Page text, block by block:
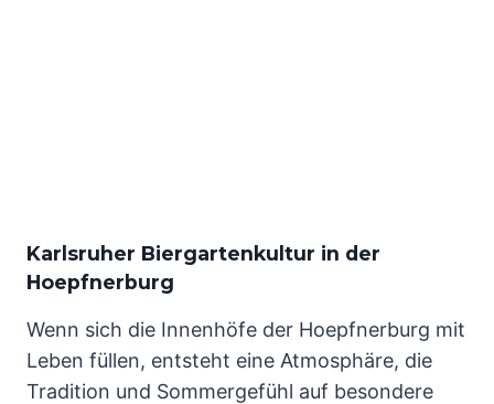
Karlsruher Biergartenkultur in der
Hoepfnerburg
Wenn sich die Innenhöfe der Hoepfnerburg mit
Leben füllen, entsteht eine Atmosphäre, die
Tradition und Sommergefühl auf besondere